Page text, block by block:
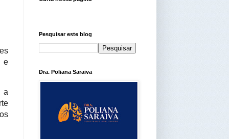
e
a
Pesquisar este blog
Dra. Poliana Saraiva